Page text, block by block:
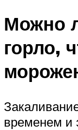
Можно
горло,
временем и